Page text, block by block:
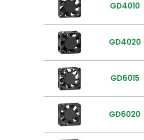
GD4010
GD4020
GD6015
GD6020